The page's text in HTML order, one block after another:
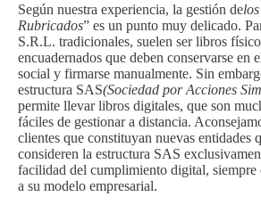
Según nuestra experiencia, la gestión de
Rubricados” es un punto muy delicado.
S.R.L. tradicionales, suelen ser libros
encuadernados que deben conservarse en
social y firmarse manualmente. Sin
estructura SAS(Sociedad por Acciones
permite llevar libros digitales, que son
fáciles de gestionar a distancia.
clientes que constituyan nuevas entidades
consideren la estructura SAS
facilidad del cumplimiento digital, siempre
a su modelo empresarial.